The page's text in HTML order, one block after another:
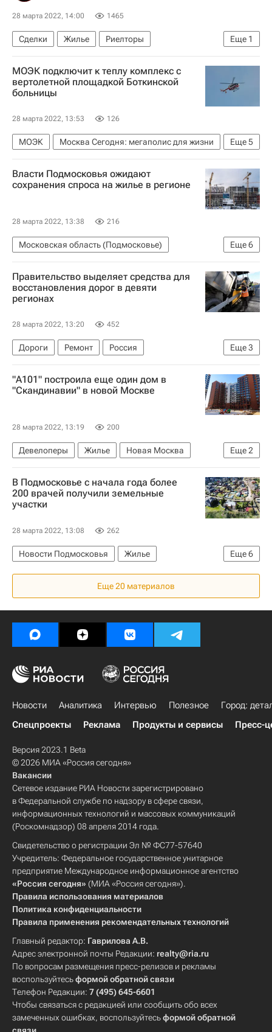
28 марта 2022, 14:00 1465
Еще 1
Сделки Жилье
Риелторы
Аналитика – РИА Недвижимость
МОЭК подключит к теплу комплекс с
вертолетной площадкой Боткинской
больницы
28 марта 2022, 13:53 126
Еще5
МОЭК
Москва Сегодня: мегаполис для жизни
Медучреждения
Москва
Газпром энергохолдинг
Комплекс городского хозяйства Москвы
Власти Подмосковья ожидают
сохранения спроса на жилье в регионе
28 марта 2022, 13:38 216
Еще6
Московская область (Подмосковье)
Новости Подмосковья
Ипотека
Владимир Путин
Москва
Сделки
Жилье
Правительство выделяет средства для
восстановления дорог в девяти
регионах
28 марта 2022, 13:20 452
Еще3
Дороги Ремонт
Россия
Дальний Восток
Министерство финансов РФ (Минфин России)
"А101" построила еще один дом в
"Скандинавии" в новой Москве
28 марта 2022, 13:19 200
Еще2
Девелоперы Жилье
Новая Москва
Москва
Строительство
В Подмосковье с начала года более
200 врачей получили земельные
участки
28 марта 2022, 13:08 262
Еще6
Новости Подмосковья
Жилье
Светлана Стригункова
Московская область (Подмосковье)
Домодедово (аэропорт)
Ступино
Земельные участки
Загородная недвижимость
Еще 20 материалов
Новости Аналитика Интервью Полезное
Город:
Спецпроекты
Реклама Продукты и сервисы Пресс-
Версия 2023.1 Beta
© 2026 МИА «Россия сегодня»
Вакансии
Сетевое издание РИА Новости зарегистрировано
в Федеральной службе по надзору в сфере связи,
информационных технологий и массовых коммуникаций
(Роскомнадзор) 08 апреля 2014 года.
Свидетельство о регистрации Эл № ФС77-57640
Учредитель: Федеральное государственное унитарное
предприятие Международное информационное агентство
«Россия сегодня» (МИА «Россия сегодня»).
Правила использования материалов
Политика конфиденциальности
Правила применения рекомендательных технологий
Главный редактор: Гаврилова А.В.
Адрес электронной почты Редакции: realty@ria.ru
По вопросам размещения пресс-релизов и рекламы
воспользуйтесьформой обратной связи
Телефон Редакции: 7 (495) 645-6601
Чтобы связаться с редакцией или сообщить обо всех
замеченных ошибках, воспользуйтесьформой обратной